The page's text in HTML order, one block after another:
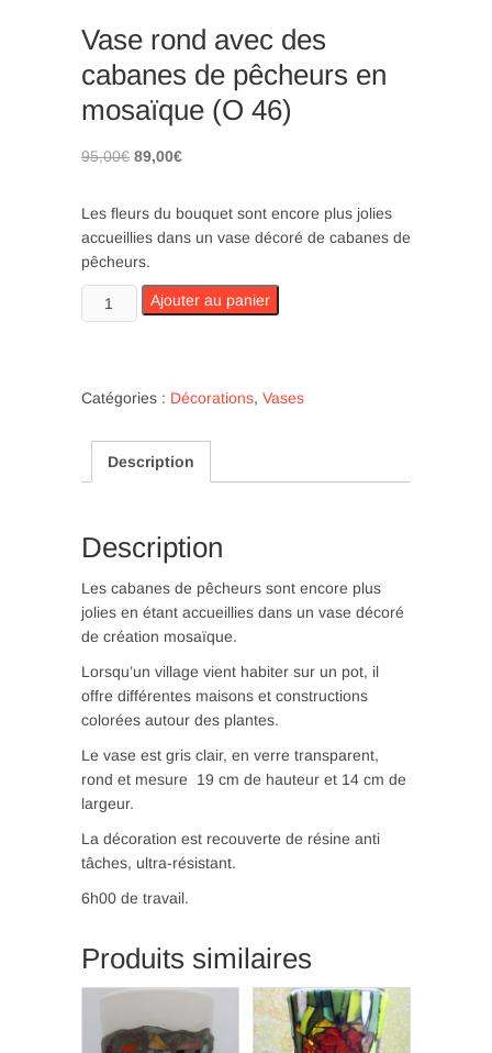
Vase rond avec des
cabanes de pêcheurs en
mosaïque (O 46)
95,00€ Le
initial
était :
89,00€Le
est :
Les fleurs du bouquet sont encore plus jolies
accueillies dans un vase décoré de cabanes de
pêcheurs.
quantité
de
avec
cabanes
mosaïque
(O
46)
Ajouter au panier
Catégories : Décorations, Vases
Description
Description
Les cabanes de pêcheurs sont encore plus
jolies en étant accueillies dans un vase décoré
de création mosaïque.
Lorsqu’un village vient habiter sur un pot, il
offre différentes maisons et constructions
colorées autour des plantes.
Le vase est gris clair, en verre transparent,
rond et mesure 19 cm de hauteur et 14 cm de
largeur.
La décoration est recouverte de résine anti
tâches, ultra-résistant.
6h00 de travail.
Produits similaires